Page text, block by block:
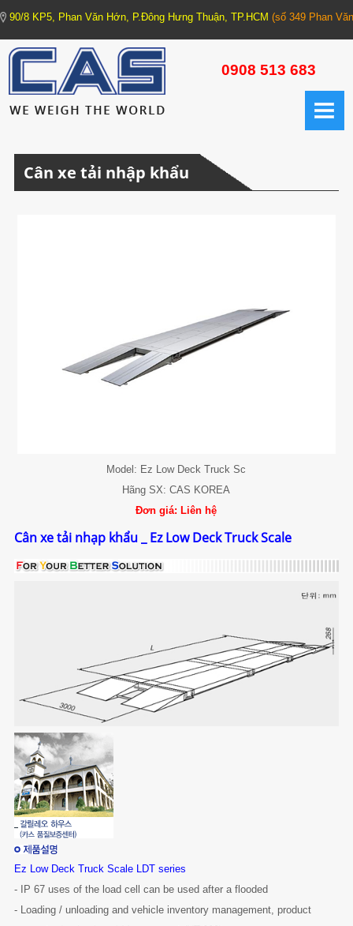
90/8 KP5, Phan Văn Hớn, P.Đông Hưng Thuận, TP.HCM (số 349 Phan
0908 513 683
TRANG CHỦ
1. CÂN XE TẢI - CÂN HỆ THỐNG (Truck Scale - Weighing Machine)
2.2. Cân tiểu ly, Cân phân tích
3. CÂN THƯƠNG MẠI (Commercial Scale)
4. ĐẦU CÂN (Indicator)
4.4. Đầu cân chống nước
5. CẢM BIẾN TẢI (Load cell)
6. HỘP NỐI (Junction Box)
7. CÂN SỨC KHỎE
8. MÁY IN (Printer)
9. BẢNG LED
10. QUẢ CHUẨN
Cân xe tải nhập khẩu
Model: Ez Low Deck Truck Sc
Hãng SX: CAS KOREA
Đơn giá: Liên hệ
Cân xe tải nhạp khẩu _ Ez Low Deck Truck Scale
Ez Low Deck Truck Scale LDT series
- IP 67 uses of the load cell can be used after a flooded
- Loading / unloading and vehicle inventory management, product